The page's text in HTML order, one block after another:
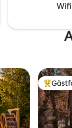
Wifi